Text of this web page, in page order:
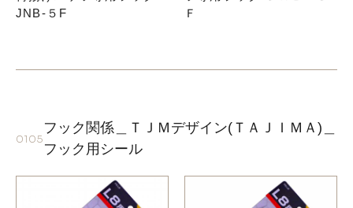
お問い合わせはこちら
JNB-５F
Ｆ
0105
フック関係＿ＴＪＭデザイン(ＴＡＪＩＭＡ)＿
フック用シール